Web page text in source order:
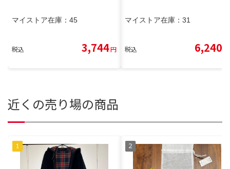
マイストア在庫： 45
税込 3,744円
マイストア在庫： 31
税込 6,240
近くの売り場の商品